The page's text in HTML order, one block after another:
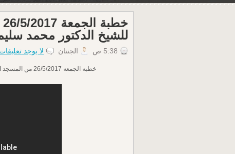
للشيخ الدكتور محمد
5:38 ص الجنتان لا يوجد تعليقات
خطبة الجمعة 26/5/2017 من المسجد الأقصى المبارك للشيخ الدكتور محمد سليم محمد علي